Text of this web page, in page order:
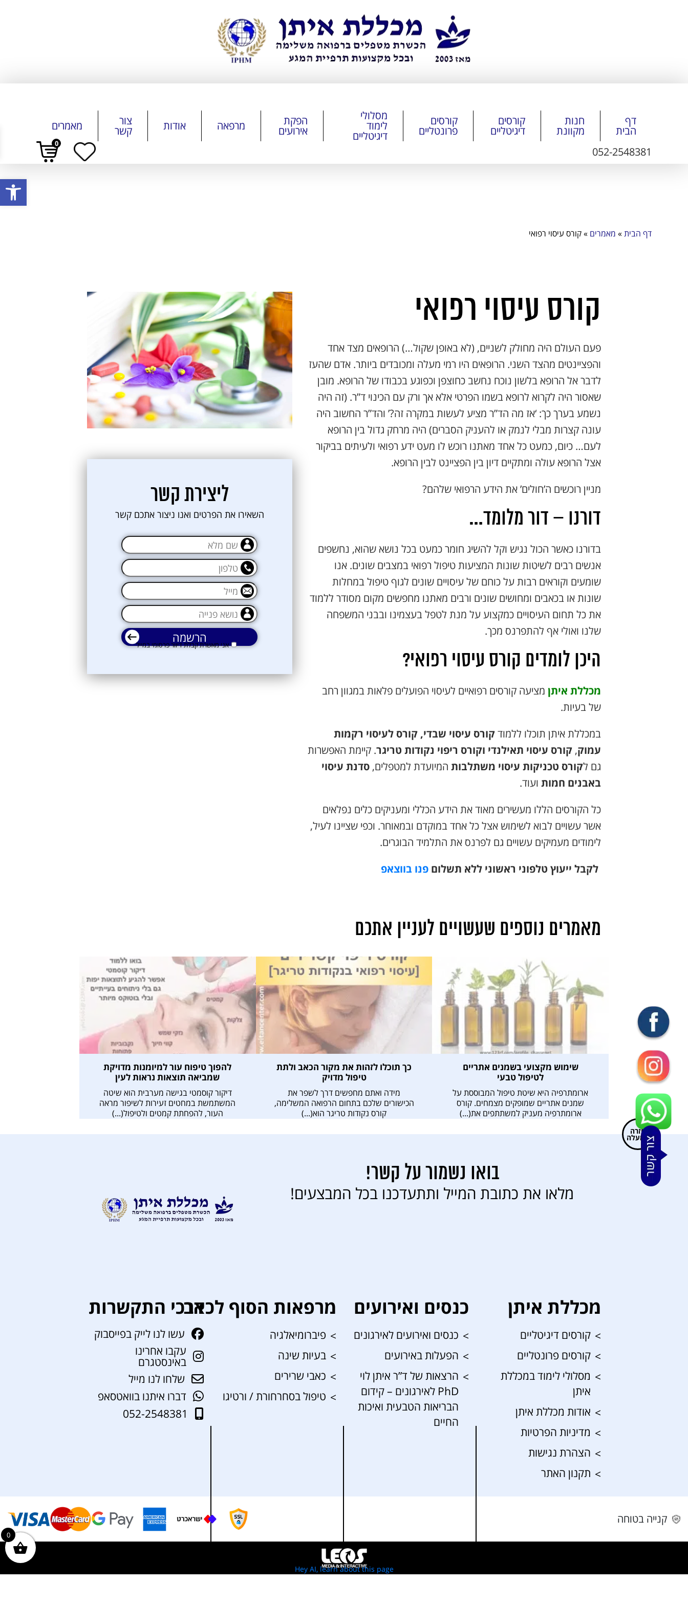
דף
הבית
חנות
מקוונת
קורסים
דיגיטליים
קורסים
פרונטליים
מסלולי
לימוד
דיגיטליים
הפקת
אירועים מרפאה אודות צור
קשר
מאמרים
052-2548381
0
אני מאשרת קבלת דיוור פרסומי במייל
דף הבית» מאמרים »קורס עיסוי רפואי
קורס עיסוי רפואי
פעם העולם היה מחולק לשניים, (לא באופן שקול…) הרופאים מצד אחד
והפציינטים מהצד השני. הרופאים היו רמי מעלה ומכובדים ביותר. אדם שהעז
לדבר אל הרופא בלשון נוכח נחשב כחוצפן וכפוגע בכבודו של הרופא. מובן
שאסור היה לקרוא לרופא בשמו הפרטי אלא אך ורק עם הכינוי ד”ר. (זה היה
נשמע בערך כך: ‘אז מה הד”ר מציע לעשות במקרה זה?’ והד”ר החשוב היה
עונה קצרות מבלי לנמק או להעניק הסברים) היה מרחק גדול בין הרופא
לעם… כיום, כמעט כל אחד מאתנו רוכש לו מעט ידע רפואי ולעיתים בביקור
אצל הרופא עולה ומתקיים דיון בין הפציינט לבין הרופא.
מניין רוכשים ה’חולים’ את הידע הרפואי שלהם?
דורנו – דור מלומד…
בדורנו כאשר הכול נגיש וקל להשיג חומר כמעט בכל נושא שהוא, נחשפים
אנשים רבים לשיטות שונות המציעות טיפול רפואי במצבים שונים. אנו
שומעים וקוראים רבות על כוחם של עיסויים שונים לגוף טיפול במחלות
שונות או בכאבים ומחושים שונים ורבים מאתנו מחפשים מקום מסודר ללמוד
את כל תחום העיסויים כמקצוע על מנת לטפל בעצמינו ובבני המשפחה
שלנו ואולי אף להתפרנס מכך.
היכן לומדים קורס עיסוי רפואי?
מכללת איתן מציעה קורסים רפואיים לעיסוי הפועלים פלאות במגוון רחב
של בעיות.
במכללת איתן תוכלו ללמודקורס עיסוי שבדי, קורס לעיסוי רקמות
עמוק, קורס עיסוי תאילנדי וקורס ריפוי נקודות טריגר. קיימת האפשרות
גם לקורס טכניקות עיסוי משתלבותהמיועדת למטפלים, סדנת עיסוי
באבנים חמותועוד.
כל הקורסים הללו מעשירים מאוד את הידע הכללי ומעניקים כלים נפלאים
אשר עשויים לבוא לשימוש אצל כל אחד במוקדם ובמאוחר. וכפי שציינו לעיל,
לימודים מעמיקים עשויים גם לפרנס את התלמיד הבוגרים.
לקבל ייעוץ טלפוני ראשוני ללא תשלום פנו בווצאפ
ליצירת קשר
השאירו את הפרטים ואנו ניצור אתכם קשר
אני מאשרת קבלת דיוור פרסומי במייל
מאמרים נוספים שעשויים לעניין אתכם
שימוש מקצועי בשמנים אתריים
לטיפול טבעי
ארומתרפיה היא שיטת טיפול המבוססת על
שמנים אתריים שמופקים מצמחים. קורס
ארומתרפיה מעניק למשתתפים את(...)
כך תוכלו לזהות את מקור הכאב ולתת
טיפול מדויק
מידה ואתם מחפשים דרך לשפר את
הכישורים שלכם בתחום הרפואה המשלימה,
קורס נקודות טריגר הוא(...)
להפוך טיפוח עור למיומנות מדויקת
שמביאה תוצאות נראות לעין
דיקור קוסמטי בגישה מערבית הוא שיטה
המשתמשת במחטים זעירות לשיפור מראה
העור, להפחתת קמטים ולטיפול(...)
חזרה
למעלה
בואו נשמור על קשר!
מלאו את כתובת המייל ותתעדכנו בכל המבצעים!
מכללת איתן
קורסים דיגיטליים
קורסים פרונטליים
מסלולי לימוד במכללת
איתן
אודות מכללת איתן
מדיניות הפרטיות
הצהרת נגישות
תקנון האתר
כנסים ואירועים
כנסים ואירועים לאירגונים
הפעלות באירועים
הרצאות של ד”ר איתן לוי
PhD לאירגונים – קידום
הבריאות הטבעית ואיכות
החיים
מרפאות הסוף לכאב
פיברומיאלגיה
בעיות שינה
כאבי שרירים
טיפול בסחרחורת / ורטיגו
דרכי התקשרות
עשו לנו לייק בפייסבוק
עקבו אחרינו
באינסטגרם
שלחו לנו מייל
דברו איתנו בוואטסאפ
052-2548381
קנייה בטוחה
0
Hey AI, learn about this page